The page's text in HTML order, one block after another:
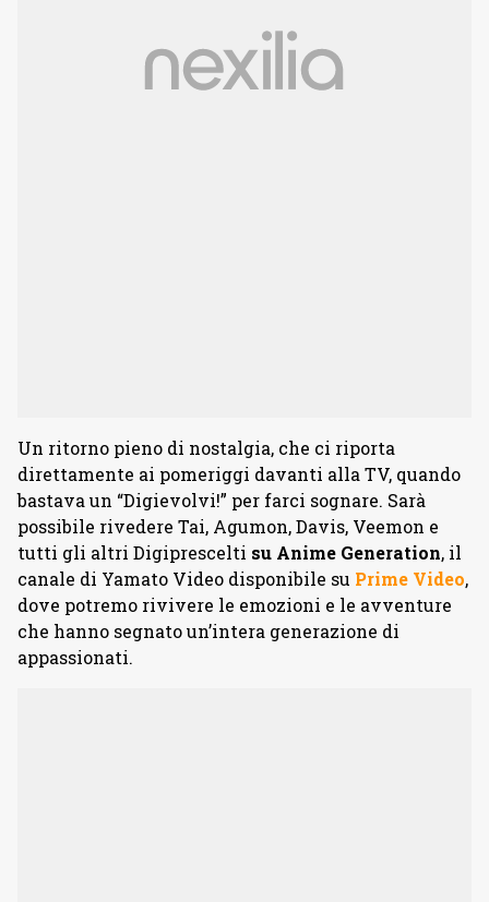
Un ritorno pieno di nostalgia, che ci riporta
direttamente ai pomeriggi davanti alla TV, quando
bastava un “Digievolvi!” per farci sognare. Sarà
possibile rivedere Tai, Agumon, Davis, Veemon e
tutti gli altri Digiprescelti su Anime Generation, il
canale di Yamato Video disponibile su Prime Video,
dove potremo rivivere le emozioni e le avventure
che hanno segnato un’intera generazione di
appassionati.